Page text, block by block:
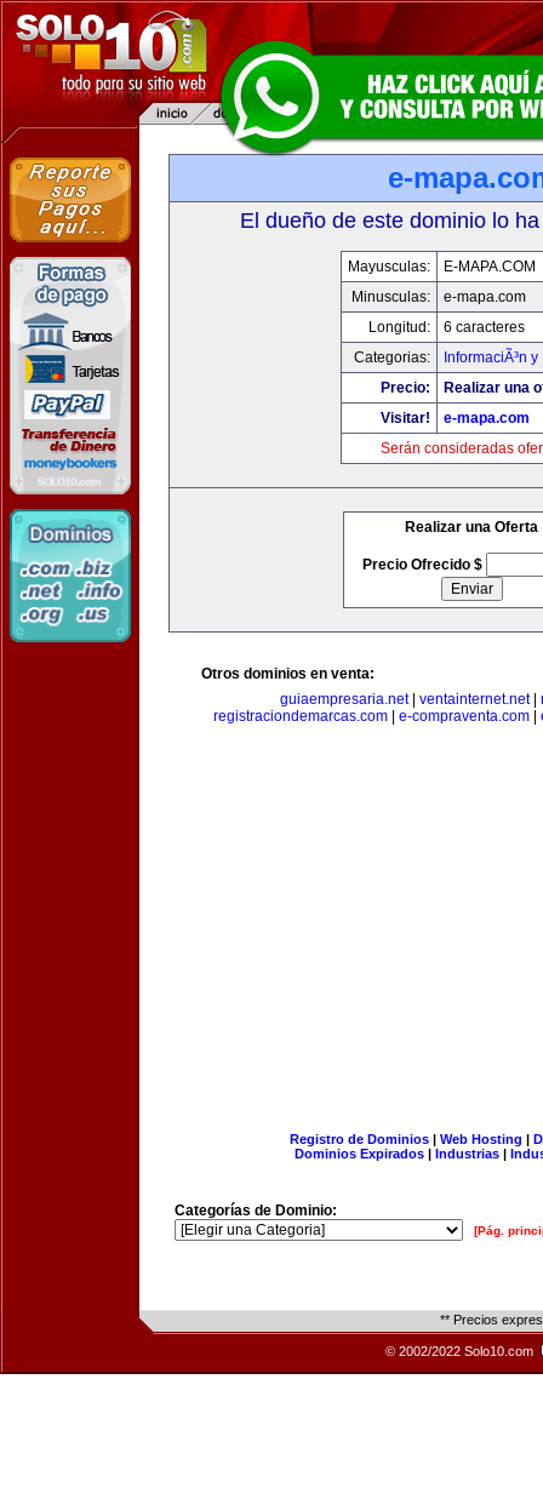
e-
El dueño de este dominio lo
Mayusculas:
E-MAPA.COM
Minusculas:
e-mapa.com
Longitud:
6 caracteres
Categorias:
InformaciÃ³n
Precio:
Realizar una
Visitar!
e-mapa.com
Serán consideradas
Realizar una Oferta
Precio Ofrecido $
Otros dominios en venta:
guiaempresaria.net| ventainternet.net|
registraciondemarcas.com| e-compraventa.com|
Registro de Dominios| Web Hosting |
Dominios Expirados | Industrias |
Categorías de Dominio:
[Pág.
** Precios
© 2002/2022 Solo10.com